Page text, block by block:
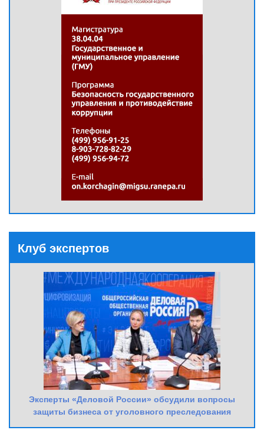
Клуб экспертов
Эксперты «Деловой России» обсудили вопросы
защиты бизнеса от уголовного преследования